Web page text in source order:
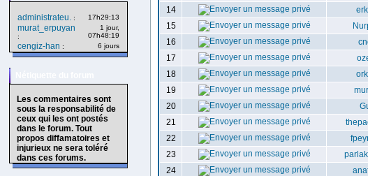
administrateu. : 17h29:13
murat_erpuyan
:
1 jour,
07h48:19
cengiz-han : 6 jours
Les commentaires sont
sous la responsabilité de
ceux qui les ont postés
dans le forum. Tout
propos diffamatoires et
injurieux ne sera toléré
dans ces forums.
14
15
16
17
18
19
20
21
22
23
24